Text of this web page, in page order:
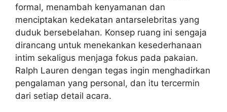
formal, menambah kenyamanan dan
menciptakan kedekatan antarselebritas yang
duduk bersebelahan. Konsep ruang ini sengaja
dirancang untuk menekankan kesederhanaan
intim sekaligus menjaga fokus pada pakaian.
Ralph Lauren dengan tegas ingin menghadirkan
pengalaman yang personal, dan itu tercermin
dari setiap detail acara.